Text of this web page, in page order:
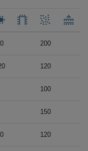
200
120
100
150
120